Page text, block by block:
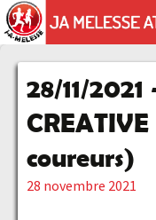
28/11/
coureurs)
28 novembre 2021